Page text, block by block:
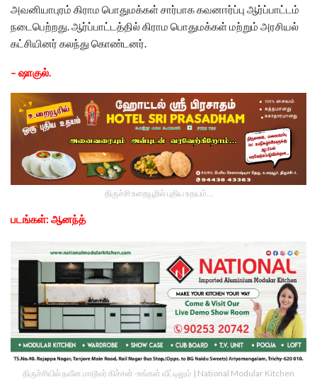
அவனியாபுரம் கிராம பொதுமக்கள் சார்பாக கவனஈர்ப்பு ஆர்ப்பாட்டம்
நடைபெற்றது. ஆர்ப்பாட்டத்தில் கிராம பொதுமக்கள் மற்றும் அரசியல்
கட்சியினர் கலந்து கொண்டனர்.
– ஷாகுல்.
திருச்சி உறையூரில் புதிய உதயம்...
படங்கள்: ஆனந்த்
திருச்சியில் நவீன மாடூலர் கிச்சன் -உங்கள் வீட்டிலும் | National Modular Kitchen